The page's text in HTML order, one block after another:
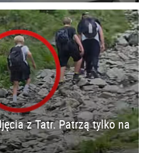
z Tatr. Patrzą tylko na